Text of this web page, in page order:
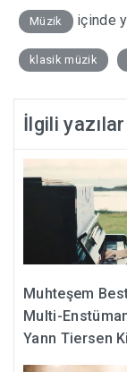
Müzik içinde
klasik müzik
İlgili yazılar
Muhteşem
Multi-
Yann Tiersen